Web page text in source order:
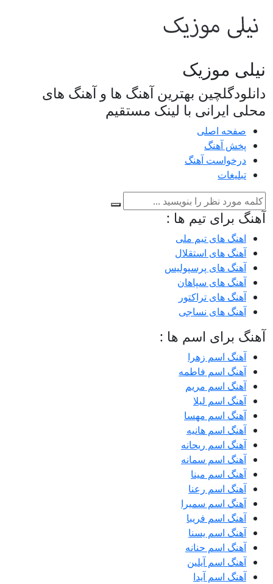
نیلی موزیک
دانلودگلچین بهترین آهنگ ها و آهنگ های
محلی ایرانی با لینک مستقیم
صفحه اصلی
پخش آهنگ
درخواست آهنگ
تبلیغات
آهنگ برای تیم ها :
اهنگ های تیم ملی
آهنگ های استقلال
آهنگ های پرسپولیس
آهنگ های سپاهان
آهنگ های تراکتور
آهنگ های نساجی
آهنگ برای اسم ها :
آهنگ اسم زهرا
آهنگ اسم فاطمه
آهنگ اسم مریم
آهنگ اسم لیلا
آهنگ اسم مهسا
آهنگ اسم هانیه
آهنگ اسم ریحانه
آهنگ اسم سمانه
آهنگ اسم مینا
آهنگ اسم رعنا
آهنگ اسم سمیرا
آهنگ اسم فریبا
آهنگ اسم یسنا
آهنگ اسم حنانه
آهنگ اسم آیلین
آهنگ اسم آیدا